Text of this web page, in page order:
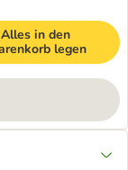
Alles in den
legen